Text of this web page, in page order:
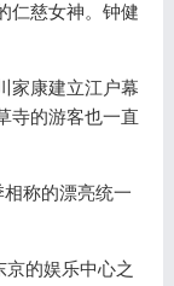
仁慈女神。钟健
家康建立江户幕
寺的游客也一直
称的漂亮统一
京的娱乐中心之